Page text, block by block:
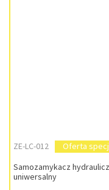
ZE-LC-012
Oferta
Samozamykacz
uniwersalny